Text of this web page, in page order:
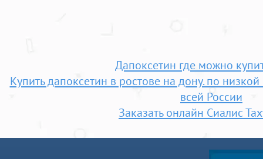
Дапоксетин где можно
Купить дапоксетин в ростове на дону. по
всей России
Заказать онлайн Сиалис